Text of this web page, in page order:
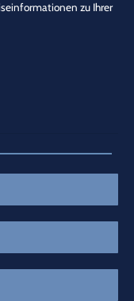
zu Ihrer